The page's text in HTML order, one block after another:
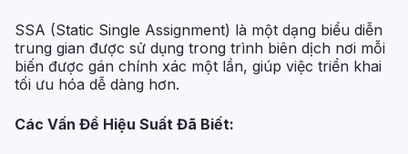
SSA (Static Single Assignment) là một dạng biểu diễn
trung gian được sử dụng trong trình biên dịch nơi mỗi
biến được gán chính xác một lần, giúp việc triển khai
tối ưu hóa dễ dàng hơn.
Các Vấn Đề Hiệu Suất Đã Biết: